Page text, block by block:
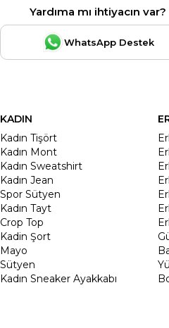
Yardıma mı ihtiyacın var?
WhatsApp Destek
KADIN
Kadın Tişört
Kadın Mont
Kadın Sweatshirt
Kadın Jean
Spor Sütyen
Kadın Tayt
Crop Top
Kadin Şort
Mayo
Sütyen
Kadın Sneaker Ayakkabı